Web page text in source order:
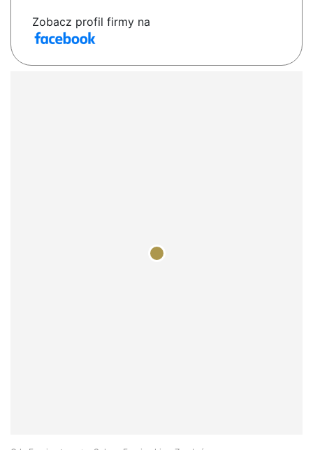
Zobacz profil firmy na